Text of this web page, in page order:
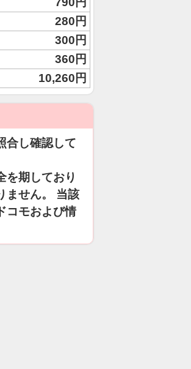
280円
300円
360円
10,260円
合し確認して
を期しており
ません。 当該
コモおよび情